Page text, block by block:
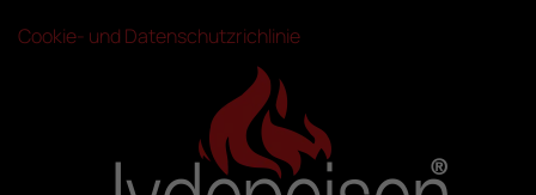
Cookie- und Datenschutzrichlinie